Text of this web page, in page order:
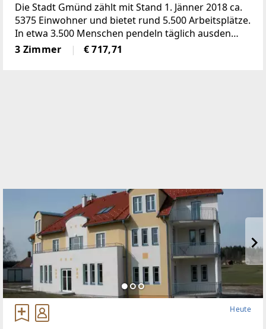
Die Stadt Gmünd zählt mit Stand 1. Jänner 2018 ca.
5375 Einwohner und bietet rund 5.500 Arbeitsplätze.
In etwa 3.500 Menschen pendeln täglich ausden
benachbarten Orten und Bezirken hierher an ihren
Arbeitsplatz. Gmünd ist somit neben Krems die
3 Zimmer € 717,71
Heute